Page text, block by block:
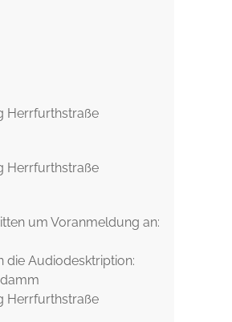
Herrfurthstraße
Herrfurthstraße
um Voranmeldung an:
die Audiodesktription:
Herrfurthstraße